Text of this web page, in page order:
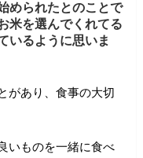
められたとのことで
米を選んでくれてる
いるように思いま
があり、食事の大切
いものを一緒に食べ